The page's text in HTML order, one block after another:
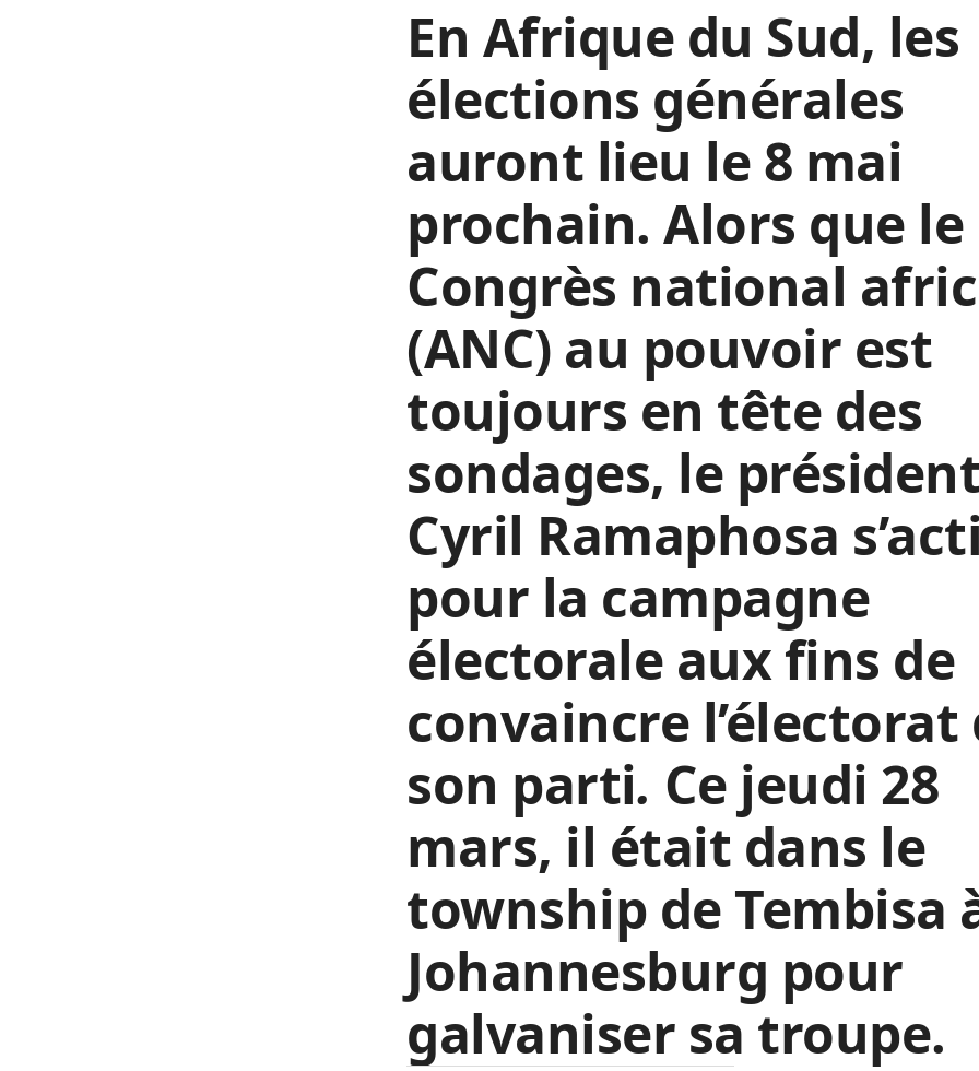
En Afrique du Sud, les
élections générales
auront lieu le 8 mai
prochain. Alors que le
Congrès national
(ANC) au pouvoir est
toujours en tête des
sondages, le
Cyril Ramaphosa
pour la campagne
électorale aux fins de
convaincre l’électorat
son parti. Ce jeudi 28
mars, il était dans le
township de Tembisa
Johannesburg pour
galvaniser sa troupe.